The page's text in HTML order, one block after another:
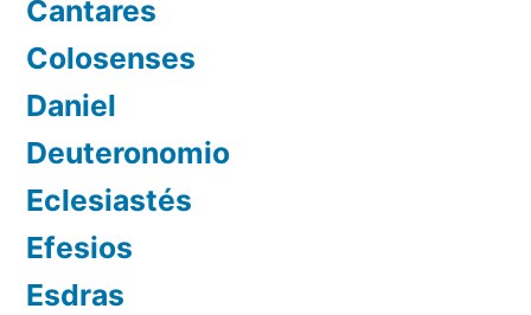
Cantares
Colosenses
Daniel
Deuteronomio
Eclesiastés
Efesios
Esdras